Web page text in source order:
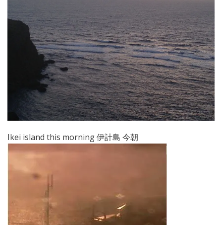
Ikei island this morning 伊計島 今朝